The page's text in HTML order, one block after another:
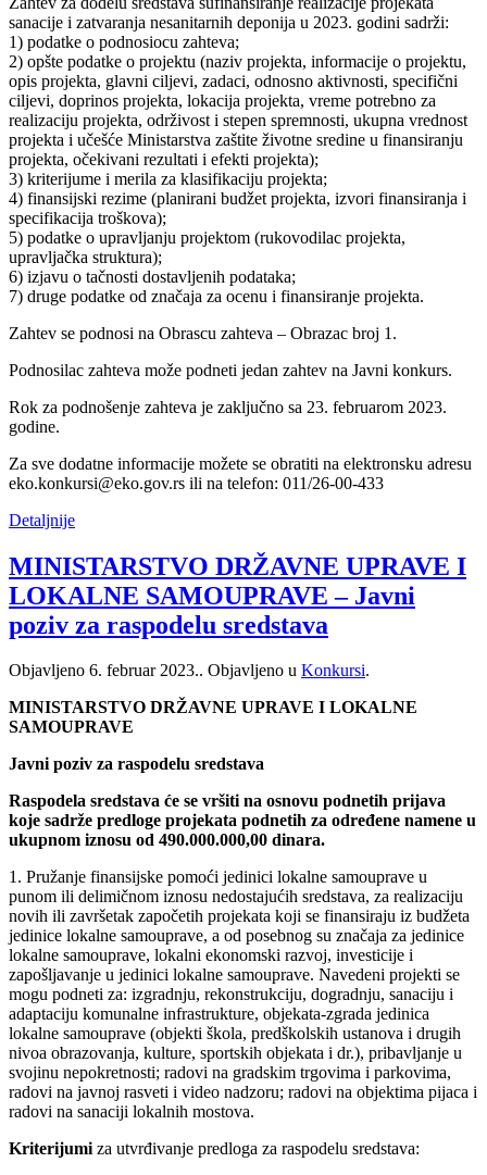
sanacije i zatvaranja nesanitarnih deponija u 2023. godini sadrži:
1) podatke o podnosiocu zahteva;
2) opšte podatke o projektu (naziv projekta, informacije o projektu,
opis projekta, glavni ciljevi, zadaci, odnosno aktivnosti, specifični
ciljevi, doprinos projekta, lokacija projekta, vreme potrebno za
realizaciju projekta, održivost i stepen spremnosti, ukupna vrednost
projekta i učešće Ministarstva zaštite životne sredine u finansiranju
projekta, očekivani rezultati i efekti projekta);
3) kriterijume i merila za klasifikaciju projekta;
4) finansijski rezime (planirani budžet projekta, izvori finansiranja i
specifikacija troškova);
5) podatke o upravljanju projektom (rukovodilac projekta,
upravljačka struktura);
6) izjavu o tačnosti dostavljenih podataka;
7) druge podatke od značaja za ocenu i finansiranje projekta.
Zahtev se podnosi na Obrascu zahteva – Obrazac broj 1.
Podnosilac zahteva može podneti jedan zahtev na Javni konkurs.
Rok za podnošenje zahteva je zaključno sa 23. februarom 2023.
godine.
Za sve dodatne informacije možete se obratiti na elektronsku adresu
eko.konkursi@eko.gov.rs ili na telefon: 011/26-00-433
Detaljnije
MINISTARSTVO DRŽAVNE UPRAVE I
LOKALNE SAMOUPRAVE – Javni
poziv za raspodelu sredstava
Objavljeno 6. februar 2023.. Objavljeno u Konkursi.
MINISTARSTVO DRŽAVNE UPRAVE I LOKALNE
SAMOUPRAVE
Javni poziv za raspodelu sredstava
Raspodela sredstava će se vršiti na osnovu podnetih prijava
koje sadrže predloge projekata podnetih za određene namene u
ukupnom iznosu od 490.000.000,00 dinara.
1. Pružanje finansijske pomoći jedinici lokalne samouprave u
punom ili delimičnom iznosu nedostajućih sredstava, za realizaciju
novih ili završetak započetih projekata koji se finansiraju iz budžeta
jedinice lokalne samouprave, a od posebnog su značaja za jedinice
lokalne samouprave, lokalni ekonomski razvoj, investicije i
zapošljavanje u jedinici lokalne samouprave. Navedeni projekti se
mogu podneti za: izgradnju, rekonstrukciju, dogradnju, sanaciju i
adaptaciju komunalne infrastrukture, objekata-zgrada jedinica
lokalne samouprave (objekti škola, predškolskih ustanova i drugih
nivoa obrazovanja, kulture, sportskih objekata i dr.), pribavljanje u
svojinu nepokretnosti; radovi na gradskim trgovima i parkovima,
radovi na javnoj rasveti i video nadzoru; radovi na objektima pijaca i
radovi na sanaciji lokalnih mostova.
Kriterijumiza utvrđivanje predloga za raspodelu sredstava: